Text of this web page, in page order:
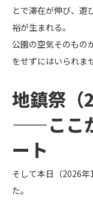
とで滞在が伸び、遊
裕が生まれる。
公園の空気そのもの
をせずにはいられま
地鎮祭（
——ここ
ート
そして本日（2026
た。